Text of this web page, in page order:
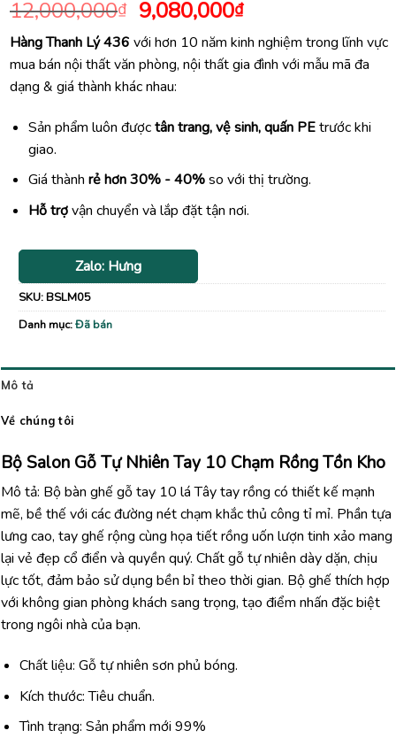
12,000,000₫ Giá
gốc
là:
12,000,000₫.
9,080,000₫Giá
hiện
tại
là:
Hàng Thanh Lý 436 với hơn 10 năm kinh nghiệm trong lĩnh vực
mua bán nội thất văn phòng, nội thất gia đình với mẫu mã đa
dạng & giá thành khác nhau:
Sản phẩm luôn đượctân trang, vệ sinh, quấn PEtrước khi
giao.
Giá thành rẻ hơn 30% - 40%so với thị trường.
Hỗ trợvận chuyển và lắp đặt tận nơi.
Zalo: Hưng
SKU:BSLM05
Danh mục:Đã bán
Mô tả
Về chúng tôi
Bộ Salon Gỗ Tự Nhiên Tay 10 Chạm Rồng Tồn Kho
Mô tả: Bộ bàn ghế gỗ tay 10 lá Tây tay rồng có thiết kế mạnh
mẽ, bề thế với các đường nét chạm khắc thủ công tỉ mỉ. Phần tựa
lưng cao, tay ghế rộng cùng họa tiết rồng uốn lượn tinh xảo mang
lại vẻ đẹp cổ điển và quyền quý. Chất gỗ tự nhiên dày dặn, chịu
lực tốt, đảm bảo sử dụng bền bỉ theo thời gian. Bộ ghế thích hợp
với không gian phòng khách sang trọng, tạo điểm nhấn đặc biệt
trong ngôi nhà của bạn.
Chất liệu: Gỗ tự nhiên sơn phủ bóng.
Kích thước: Tiêu chuẩn.
Tình trạng: Sản phẩm mới 99%